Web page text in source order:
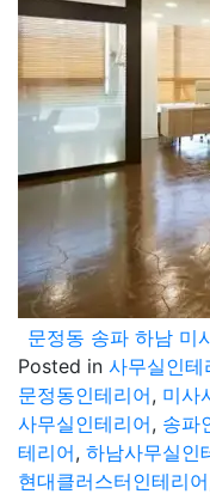
Posted in 사무실인테
문정동인테리어, 미사
사무실인테리어, 송파
테리어, 하남사무실인
현대클러스터인테리어